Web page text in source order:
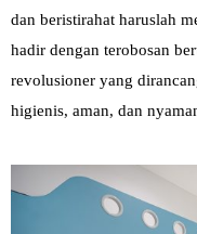
dan beristirahat haruslah
hadir dengan terobosan
revolusioner yang
higienis, aman, dan